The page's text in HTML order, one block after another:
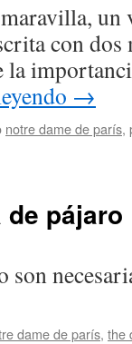
con
la
→
notre dame de parís,
de pájaro
dame de parís, the